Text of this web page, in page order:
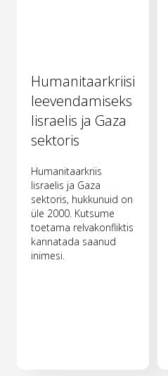
Humanitaarkriisi
leevendamiseks
Iisraelis ja Gaza
sektoris
Humanitaarkriis
Iisraelis ja Gaza
sektoris, hukkunuid on
üle 2000. Kutsume
toetama relvakonfliktis
kannatada saanud
inimesi.